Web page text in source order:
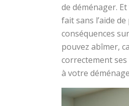
de déménager.
fait sans l’aide
conséquences
pouvez abîmer,
correctement
à votre